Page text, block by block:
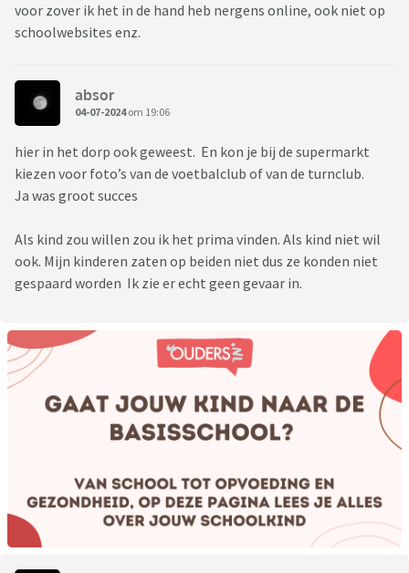
voor zover ik het in de hand heb nergens online, ook niet op
schoolwebsites enz.
absor
04-07-2024om 19:06
hier in het dorp ook geweest. En kon je bij de supermarkt
kiezen voor foto’s van de voetbalclub of van de turnclub.
Ja was groot succes
Als kind zou willen zou ik het prima vinden. Als kind niet wil
ook. Mijn kinderen zaten op beiden niet dus ze konden niet
gespaard worden Ik zie er echt geen gevaar in.